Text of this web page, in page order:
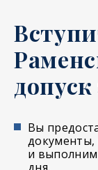
Вы
и выполним